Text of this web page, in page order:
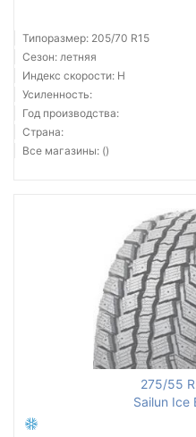
Типоразмер: 205/70 R15
Сезон: летняя
Индекс скорости: H
Усиленность:
Год производства:
Страна:
Все магазины: ()
275/55
Sailun Ice